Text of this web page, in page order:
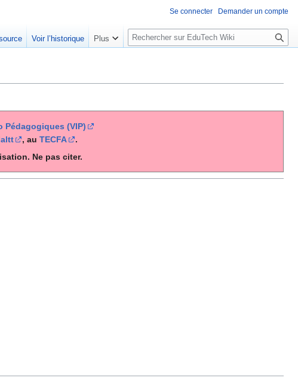
Pédagogiques (VIP)
, au TECFA
.
Ne pas citer.
Se connecter Demander un compte
Voir l’historique Plus
R
e
e